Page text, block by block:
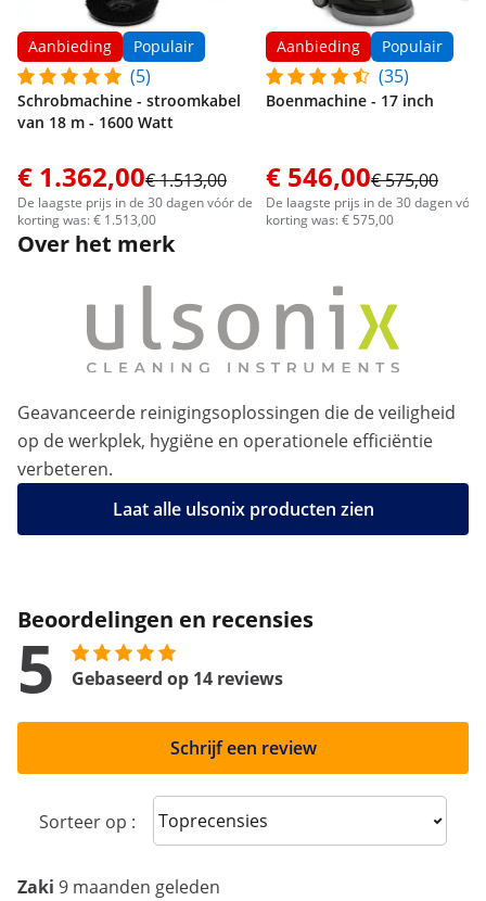
Aanbieding Populair
(5)
Schrobmachine - stroomkabel
van 18 m - 1600 Watt
€ 1.362,00€ 1.513,00
De laagste prijs in de 30 dagen vóór de
korting was: € 1.513,00
Aanbieding Populair
(35)
Boenmachine - 17 inch
€ 546,00€ 575,00
De laagste prijs in de 30 dagen vóór
korting was: € 575,00
Over het merk
Geavanceerde reinigingsoplossingen die de veiligheid
op de werkplek, hygiëne en operationele efficiëntie
verbeteren.
Laat alle ulsonix producten zien
Beoordelingen en recensies
5 Gebaseerd op 14 reviews
Schrijf een review
Sorteer op : Sort reviews
Zaki 9 maanden geleden